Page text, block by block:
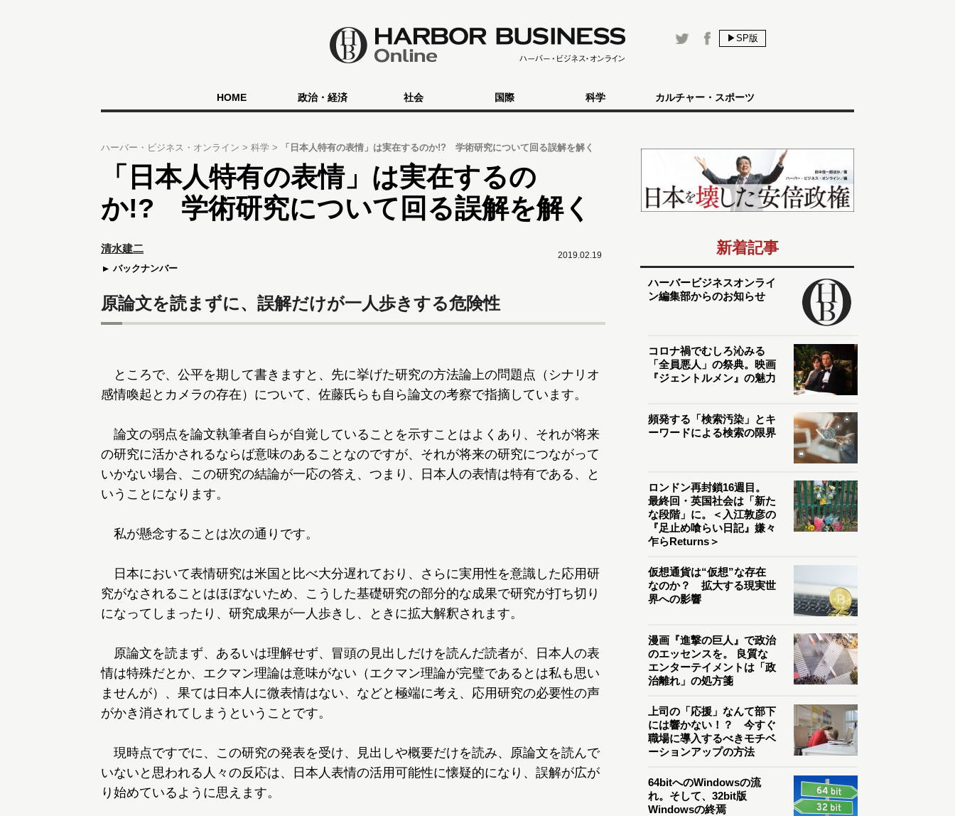
▶SP版
HOME 政治・経済 社会 国際 科学 カルチャー・スポーツ
ハーバー・ビジネス・オンライン 科学 「日本人特有の表情」は実在するのか!? 学術研究について回る誤解を解く
「日本人特有の表情」は実在するの
か!? 学術研究について回る誤解を解く
2019.02.19
清水建二
バックナンバー
原論文を読まずに、誤解だけが一人歩きする危険性
ところで、公平を期して書きますと、先に挙げた研究の方法論上の問題点（シナリオ
感情喚起とカメラの存在）について、佐藤氏らも自ら論文の考察で指摘しています。
論文の弱点を論文執筆者自らが自覚していることを示すことはよくあり、それが将来
の研究に活かされるならば意味のあることなのですが、それが将来の研究につながって
いかない場合、この研究の結論が一応の答え、つまり、日本人の表情は特有である、と
いうことになります。
私が懸念することは次の通りです。
日本において表情研究は米国と比べ大分遅れており、さらに実用性を意識した応用研
究がなされることはほぼないため、こうした基礎研究の部分的な成果で研究が打ち切り
になってしまったり、研究成果が一人歩きし、ときに拡大解釈されます。
原論文を読まず、あるいは理解せず、冒頭の見出しだけを読んだ読者が、日本人の表
情は特殊だとか、エクマン理論は意味がない（エクマン理論が完璧であるとは私も思い
ませんが）、果ては日本人に微表情はない、などと極端に考え、応用研究の必要性の声
がかき消されてしまうということです。
現時点ですでに、この研究の発表を受け、見出しや概要だけを読み、原論文を読んで
いないと思われる人々の反応は、日本人表情の活用可能性に懐疑的になり、誤解が広が
り始めているように思えます。
新着記事
ハーバービジネスオンライ
ン編集部からのお知らせ
コロナ禍でむしろ沁みる
「全員悪人」の祭典。映画
『ジェントルメン』の魅力
頻発する「検索汚染」とキ
ーワードによる検索の限界
ロンドン再封鎖16週目。
最終回・英国社会は「新た
な段階」に。＜入江敦彦の
『足止め喰らい日記』嫌々
乍らReturns＞
仮想通貨は“仮想”な存在
なのか？ 拡大する現実世
界への影響
漫画『進撃の巨人』で政治
のエッセンスを。 良質な
エンターテイメントは「政
治離れ」の処方箋
上司の「応援」なんて部下
には響かない！？ 今すぐ
職場に導入するべきモチベ
ーションアップの方法
64bitへのWindowsの流
れ。そして、32bit版
Windowsの終焉